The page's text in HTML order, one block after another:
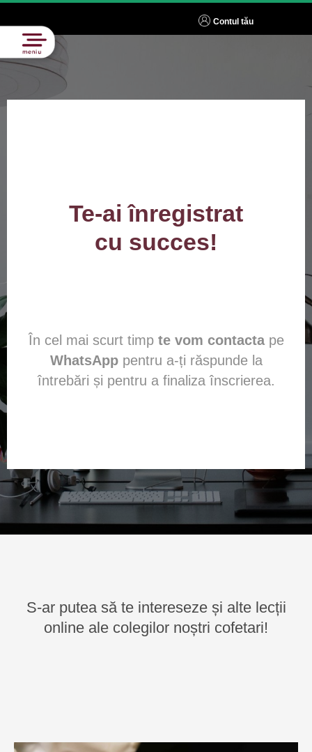
Contul tău
Te-ai înregistrat
cu succes!
În cel mai scurt timp te vom contactape
WhatsApppentru a-ți răspunde la
întrebări și pentru a finaliza înscrierea.
S-ar putea să te intereseze și alte lecții
online ale colegilor noștri cofetari!